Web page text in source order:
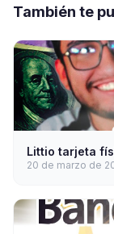
También te
Littio tarjeta
20 de marzo de